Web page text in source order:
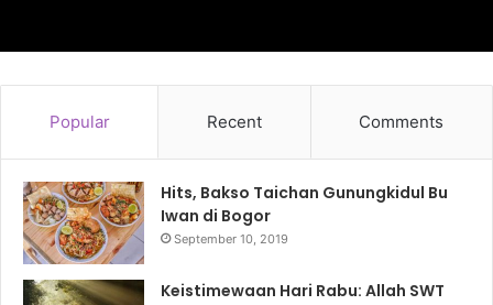
Popular Recent Comments
Hits, Bakso Taichan Gunungkidul Bu
Iwan di Bogor
September 10, 2019
Keistimewaan Hari Rabu: Allah SWT